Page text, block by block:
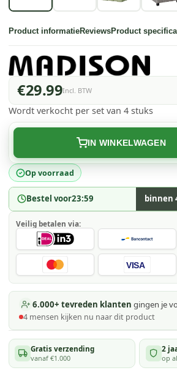
Product informatieReviewsProduct
€29.99Incl. BTW
Op voorraad
Bestel voor23:59 binnen
Wordt verkocht per set van 4 stuks
IN WINKELWAGEN
Veilig betalen via:
VISA
6.000+ tevreden klanten gingen je
4 mensen kijken nu naar dit product
Gratis verzending
vanaf €1.000
2
op